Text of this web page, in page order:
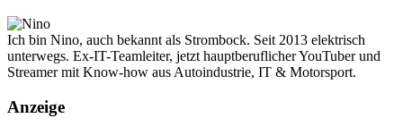
Ich bin Nino, auch bekannt als Strombock. Seit 2013 elektrisch
unterwegs. Ex-IT-Teamleiter, jetzt hauptberuflicher YouTuber und
Streamer mit Know-how aus Autoindustrie, IT & Motorsport.
Anzeige